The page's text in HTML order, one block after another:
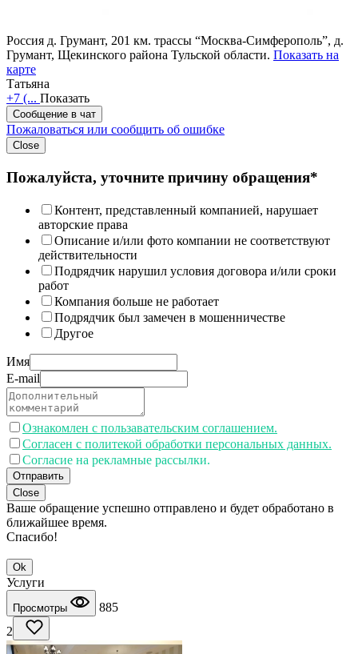
Россия д. Грумант, 201 км. трассы “Москва-Симферополь”, д.
Грумант, Щекинского района Тульской области. Показать на
карте
Татьяна
+7 (... Показать
Сообщение в чат
Пожаловаться или сообщить об ошибке
Close
Пожалуйста, уточните причину обращения*
Контент, представленный компанией, нарушает
авторские права
Описание и/или фото компании не соответствуют
действительности
Подрядчик нарушил условия договора и/или сроки
работ
Компания больше не работает
Подрядчик был замечен в мошенничестве
Другое
Имя
E-mail
Ознакомлен с пользавательским соглашением.
Согласен с политекой обработки персональных данных.
Согласие на рекламные рассылки.
Отправить
Close
Ваше обращение успешно отправлено и будет обработано в
ближайшее время.
Спасибо!
Ok
Услуги
Просмотры
885
2